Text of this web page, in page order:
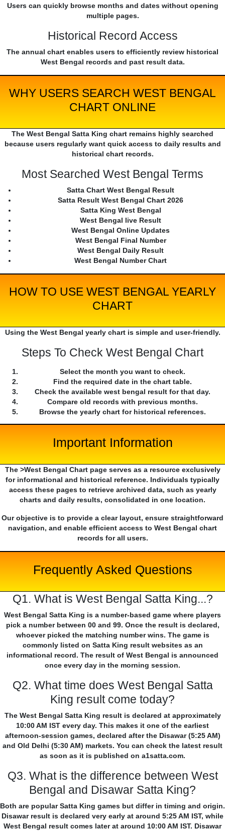
Users can quickly browse months and dates without opening
multiple pages.
Historical Record Access
The annual chart enables users to efficiently review historical
West Bengal records and past result data.
WHY USERS SEARCH WEST BENGAL
CHART ONLINE
The West Bengal Satta King chart remains highly searched
because users regularly want quick access to daily results and
historical chart records.
Most Searched West Bengal Terms
Satta Chart West Bengal Result
Satta Result West Bengal Chart 2026
Satta King West Bengal
West Bengal live Result
West Bengal Online Updates
West Bengal Final Number
West Bengal Daily Result
West Bengal Number Chart
HOW TO USE WEST BENGAL YEARLY
CHART
Using the West Bengal yearly chart is simple and user-friendly.
Steps To Check West Bengal Chart
Select the month you want to check.
Find the required date in the chart table.
Check the available west bengal result for that day.
Compare old records with previous months.
Browse the yearly chart for historical references.
Important Information
The >West Bengal Chart page serves as a resource exclusively
for informational and historical reference. Individuals typically
access these pages to retrieve archived data, such as yearly
charts and daily results, consolidated in one location.
Our objective is to provide a clear layout, ensure straightforward
navigation, and enable efficient access to West Bengal chart
records for all users.
Frequently Asked Questions
Q1. What is West Bengal Satta King...?
West Bengal Satta King is a number-based game where players
pick a number between 00 and 99. Once the result is declared,
whoever picked the matching number wins. The game is
commonly listed on Satta King result websites as an
informational record. The result of West Bengal is announced
once every day in the morning session.
Q2. What time does West Bengal Satta
King result come today?
The West Bengal Satta King result is declared at approximately
10:00 AM IST every day. This makes it one of the earliest
afternoon-session games, declared after the Disawar (5:25 AM)
and Old Delhi (5:30 AM) markets. You can check the latest result
as soon as it is published on a1satta.com.
Q3. What is the difference between West
Bengal and Disawar Satta King?
Both are popular Satta King games but differ in timing and origin.
Disawar result is declared very early at around 5:25 AM IST, while
West Bengal result comes later at around 10:00 AM IST. Disawar